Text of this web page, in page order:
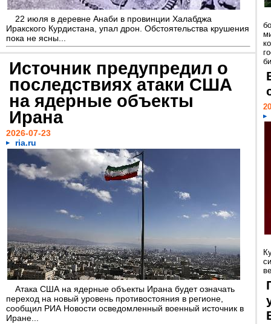
22 июля в деревне Анаби в провинции Халабджа
Иракского Курдистана, упал дрон. Обстоятельства крушения
пока не ясны...
Источник предупредил о
последствиях атаки США
на ядерные объекты
Ирана
2026-07-23
ria.ru
Атака США на ядерные объекты Ирана будет означать
переход на новый уровень противостояния в регионе,
сообщил РИА Новости осведомленный военный источник в
Иране...